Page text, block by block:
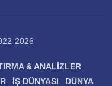
2026
& ANALIZLER
İŞ DÜNYASI DÜNYA